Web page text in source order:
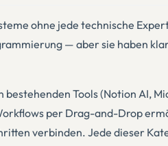
ohne jede technische
— aber sie haben
Tools (Notion AI,
per Drag-and-Drop
verbinden. Jede dieser